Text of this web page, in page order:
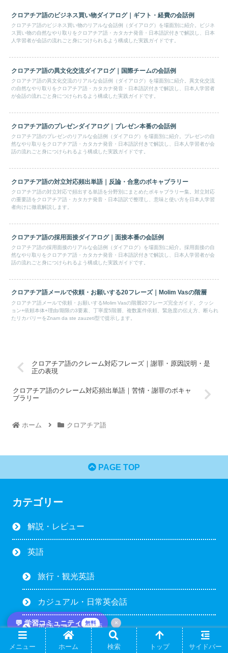
💬 学習コミュニティ 無料 ×
クロアチア語のビジネス買い物ダイアログ｜ギフト・経費の会話例
クロアチア語のビジネス買い物のリアルな会話例（ダイアログ）を場面別に紹介。ビジネ
ス買い物の自然なやり取りをクロアチア語・カタカナ発音・日本語訳付きで解説し、日本
人学習者が会話の流れごと身につけられるよう構成した実践ガイドです。
クロアチア語の異文化交流ダイアログ｜国際チームの会話例
クロアチア語の異文化交流のリアルな会話例（ダイアログ）を場面別に紹介。異文化交流
の自然なやり取りをクロアチア語・カタカナ発音・日本語訳付きで解説し、日本人学習者
が会話の流れごと身につけられるよう構成した実践ガイドです。
クロアチア語のプレゼンダイアログ｜プレゼン本番の会話例
クロアチア語のプレゼンのリアルな会話例（ダイアログ）を場面別に紹介。プレゼンの自
然なやり取りをクロアチア語・カタカナ発音・日本語訳付きで解説し、日本人学習者が会
話の流れごと身につけられるよう構成した実践ガイドです。
クロアチア語の対立対応頻出単語｜反論・合意のボキャブラリー
クロアチア語の対立対応で頻出する単語を分野別にまとめたボキャブラリー集。対立対応
の重要語をクロアチア語・カタカナ発音・日本語訳で整理し、意味と使い方を日本人学習
者向けに徹底解説します。
クロアチア語の採用面接ダイアログ｜面接本番の会話例
クロアチア語の採用面接のリアルな会話例（ダイアログ）を場面別に紹介。採用面接の自
然なやり取りをクロアチア語・カタカナ発音・日本語訳付きで解説し、日本人学習者が会
話の流れごと身につけられるよう構成した実践ガイドです。
クロアチア語メールで依頼・お願いする20フレーズ｜Molim Vasの階層
クロアチア語メールで依頼・お願いするMolim Vasの階層20フレーズ完全ガイド。クッシ
ョン+依頼本体+理由/期限の3要素、丁寧度5階層、複数案件依頼、緊急度の伝え方、断られ
たリカバリーをZnam da ste zauzeti型で提示します。
クロアチア語のクレーム対応フレーズ｜謝罪・原因説明・是
正の表現
クロアチア語のクレーム対応頻出単語｜苦情・謝罪のボキャ
ブラリー
ホーム クロアチア語
PAGE TOP
カテゴリー
解説・レビュー
英語
旅行・観光英語
カジュアル・日常英会話
英語スポーツ用語
メニュー ホーム 検索 トップ サイドバー